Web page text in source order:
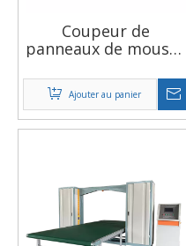
Coupeur de
panneaux de mousse
mousse, produits les
plus vendus en
russie, coupe
horizontale
Ajouter au panier